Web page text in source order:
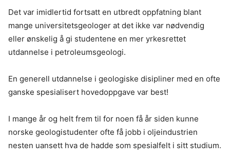
Det var imidlertid fortsatt en utbredt oppfatning blant
mange universitetsgeologer at det ikke var nødvendig
eller ønskelig å gi studentene en mer yrkesrettet
utdannelse i petroleumsgeologi.
En generell utdannelse i geologiske disipliner med en ofte
ganske spesialisert hovedoppgave var best!
I mange år og helt frem til for noen få år siden kunne
norske geologistudenter ofte få jobb i oljeindustrien
nesten uansett hva de hadde som spesialfelt i sitt studium.